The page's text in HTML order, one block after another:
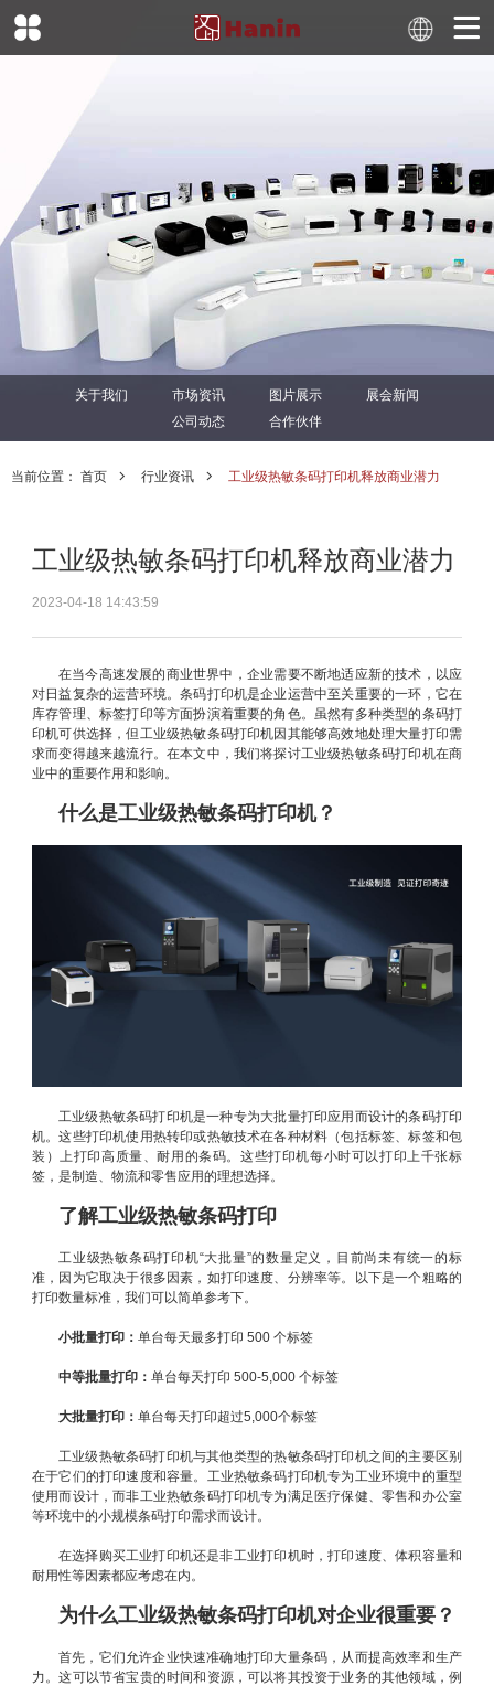
关于我们 市场资讯 图片展示
展会新闻
公司动态
合作伙伴
当前位置： 首页 行业资讯 工业级热敏条码打印机释放商业潜力
工业级热敏条码打印机释放商业潜力
2023-04-18 14:43:59
在当今高速发展的商业世界中，企业需要不断地适应新的技术，以应
对日益复杂的运营环境。条码打印机是企业运营中至关重要的一环，它在
库存管理、标签打印等方面扮演着重要的角色。虽然有多种类型的条码打
印机可供选择，但工业级热敏条码打印机因其能够高效地处理大量打印需
求而变得越来越流行。在本文中，我们将探讨工业级热敏条码打印机在商
业中的重要作用和影响。
什么是工业级热敏条码打印机？
工业级热敏条码打印机是一种专为大批量打印应用而设计的条码打印
机。这些打印机使用热转印或热敏技术在各种材料（包括标签、标签和包
装）上打印高质量、耐用的条码。这些打印机每小时可以打印上千张标
签，是制造、物流和零售应用的理想选择。
了解工业级热敏条码打印
工业级热敏条码打印机“大批量”的数量定义，目前尚未有统一的标
准，因为它取决于很多因素，如打印速度、分辨率等。以下是一个粗略的
打印数量标准，我们可以简单参考下。
小批量打印： 单台每天最多打印 500 个标签
中等批量打印： 单台每天打印 500-5,000 个标签
大批量打印： 单台每天打印超过5,000个标签
工业级热敏条码打印机与其他类型的热敏条码打印机之间的主要区别
在于它们的打印速度和容量。工业热敏条码打印机专为工业环境中的重型
使用而设计，而非工业热敏条码打印机专为满足医疗保健、零售和办公室
等环境中的小规模条码打印需求而设计。
在选择购买工业打印机还是非工业打印机时，打印速度、体积容量和
耐用性等因素都应考虑在内。
为什么工业级热敏条码打印机对企业很重要？
首先，它们允许企业快速准确地打印大量条码，从而提高效率和生产
力。这可以节省宝贵的时间和资源，可以将其投资于业务的其他领域，例